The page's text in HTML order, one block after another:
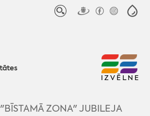
IZVĒLNE
ZONA" JUBILEJA